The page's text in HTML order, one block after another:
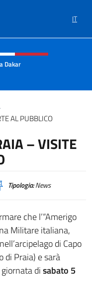
IT
e menù
Dakar
AL PUBBLICO
– VISITE
Tipologia:News
che l’“Amerigo
Militare italiana,
di Capo
di Praia) e sarà
disabato 5